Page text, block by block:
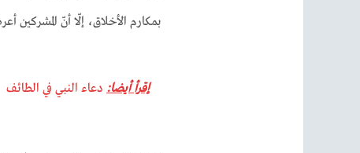
بمكارم الأخلاق، إلّا أنّ المشركين
إقرأ أيضا: دعاء النبي في الطائف